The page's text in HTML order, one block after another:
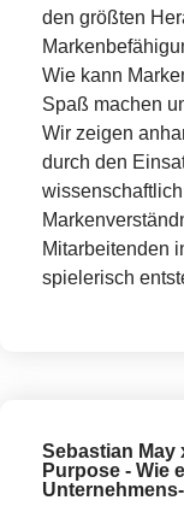
den größten
Wie kann
Spaß machen
Wir zeigen
durch den
Mitarbeitenden
spielerisch
Sebastian May
Purpose - Wie